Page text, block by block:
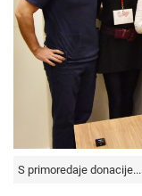
S primoredaje donacije...